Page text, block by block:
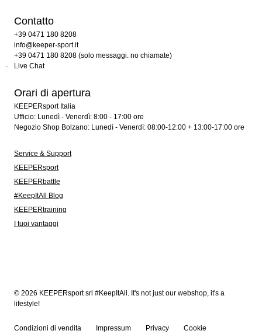
Contatto
+39 0471 180 8208
info@keeper-sport.it
+39 0471 180 8208 (solo messaggi. no chiamate)
Live Chat
Orari di apertura
KEEPERsport Italia
Ufficio: Lunedì - Venerdì: 8:00 - 17:00 ore
Negozio Shop Bolzano: Lunedì - Venerdì: 08:00-12:00 + 13:00-17:00 ore
Service & Support
KEEPERsport
KEEPERbattle
#KeepItAll Blog
KEEPERtraining
I tuoi vantaggi
© 2026 KEEPERsport srl #KeepItAll. It's not just our webshop, it's a
lifestyle!
Condizioni di vendita Impressum Privacy Cookie